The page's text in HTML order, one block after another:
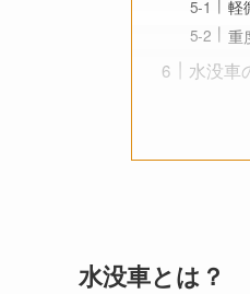
軽
重
水没車
水没車とは？